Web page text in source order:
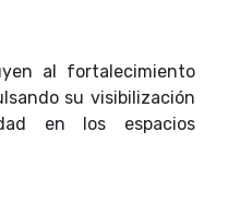
al fortalecimiento
su visibilización
en los espacios